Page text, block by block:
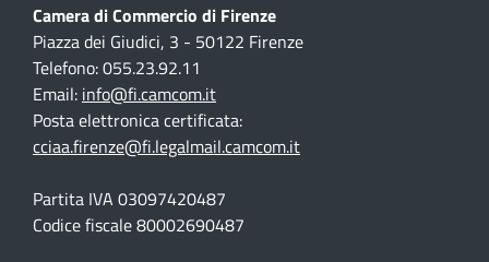
Camera di Commercio di Firenze
Piazza dei Giudici, 3 - 50122 Firenze
Telefono: 055.23.92.11
Email: info@fi.camcom.it
Posta elettronica certificata:
cciaa.firenze@fi.legalmail.camcom.it
Partita IVA 03097420487
Codice fiscale 80002690487